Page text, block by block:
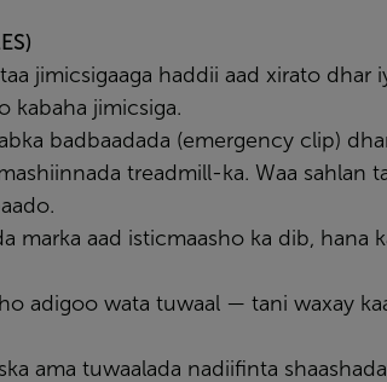
jimicsigaaga haddii aad xirato
kabaha jimicsiga.
badbaadada (emergency clip)
treadmill-ka. Waa sahlan
marka aad isticmaasho ka dib, hana
adigoo wata tuwaal — tani waxay
ama tuwaalada nadiifinta